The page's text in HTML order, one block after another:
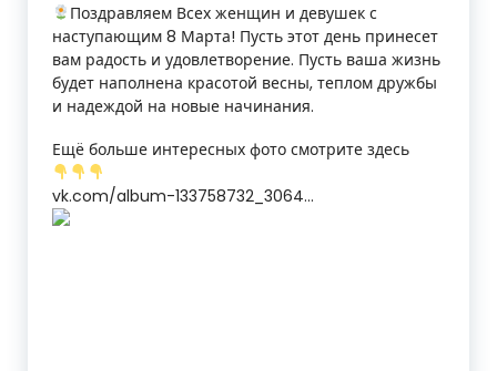
Поздравляем Всех женщин и девушек с
наступающим 8 Марта! Пусть этот день принесет
вам радость и удовлетворение. Пусть ваша жизнь
будет наполнена красотой весны, теплом дружбы
и надеждой на новые начинания.
Ещё больше интересных фото смотрите здесь
vk.com/album-133758732_3064…